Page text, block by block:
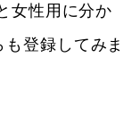
女性用に分か
登録してみま